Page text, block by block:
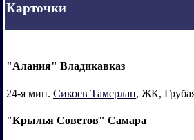
Карточки
"Алания" Владикавказ
24-я мин. Сикоев Тамерлан, ЖК,
"Крылья Советов" Самара